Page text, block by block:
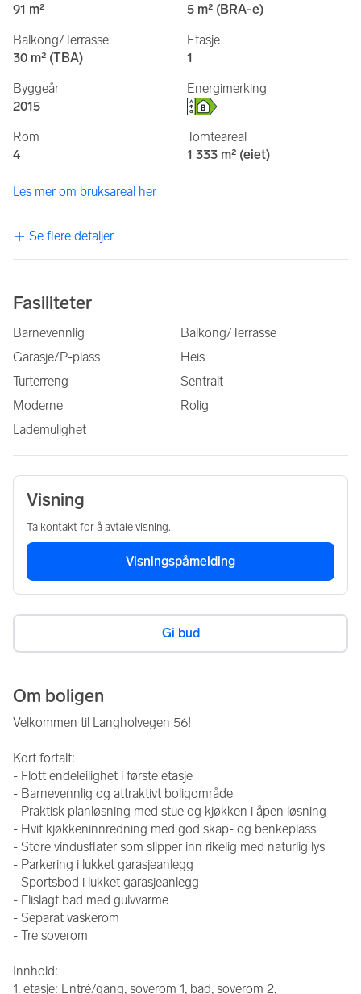
91 m²
5 m² (BRA-e)
Balkong/Terrasse
30 m² (TBA)
Etasje
1
Byggeår
2015
Energimerking
Rom
4
Tomteareal
1 333 m² (eiet)
Les mer om bruksareal her
Se flere detaljer
Fasiliteter
Barnevennlig
Balkong/Terrasse
Garasje/P-plass
Heis
Turterreng
Sentralt
Moderne
Rolig
Lademulighet
Visning
Ta kontakt for å avtale visning.
Visningspåmelding
Gi bud
Om boligen
Velkommen til Langholvegen 56!
Kort fortalt:
- Flott endeleilighet i første etasje
- Barnevennlig og attraktivt boligområde
- Praktisk planløsning med stue og kjøkken i åpen løsning
- Hvit kjøkkeninnredning med god skap- og benkeplass
- Store vindusflater som slipper inn rikelig med naturlig lys
- Parkering i lukket garasjeanlegg
- Sportsbod i lukket garasjeanlegg
- Flislagt bad med gulvvarme
- Separat vaskerom
- Tre soverom
Innhold:
1. etasje: Entré/gang, soverom 1, bad, soverom 2,